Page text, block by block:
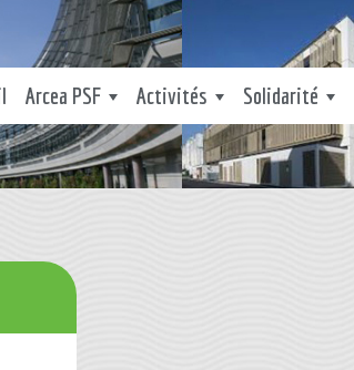
Arcea PSF Activités Solidarité